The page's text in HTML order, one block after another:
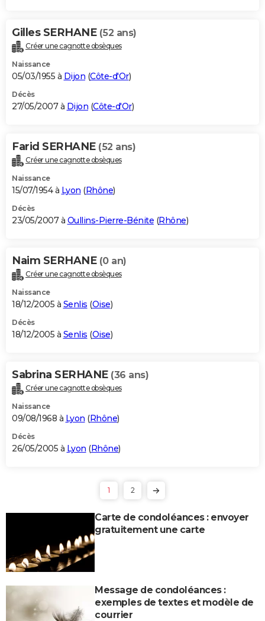
Gilles SERHANE (52 ans)
Créer une cagnotte obsèques
Naissance
05/03/1955 à Dijon (Côte-d'Or)
Décès
27/05/2007 à Dijon (Côte-d'Or)
Farid SERHANE (52 ans)
Créer une cagnotte obsèques
Naissance
15/07/1954 à Lyon (Rhône)
Décès
23/05/2007 à Oullins-Pierre-Bénite (Rhône)
Naim SERHANE (0 an)
Créer une cagnotte obsèques
Naissance
18/12/2005 à Senlis (Oise)
Décès
18/12/2005 à Senlis (Oise)
Sabrina SERHANE (36 ans)
Créer une cagnotte obsèques
Naissance
09/08/1968 à Lyon (Rhône)
Décès
26/05/2005 à Lyon (Rhône)
1 2
Carte de condoléances : envoyer
gratuitement une carte
Message de condoléances :
exemples de textes et modèle de
courrier